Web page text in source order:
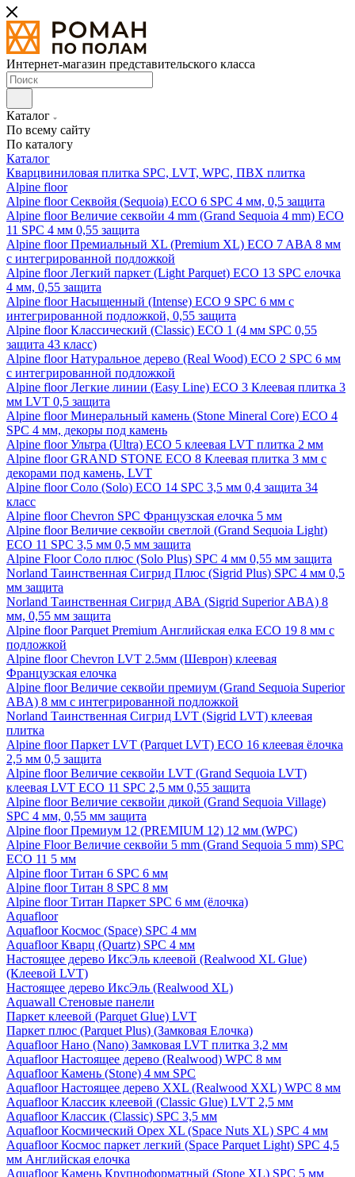
Интернет-магазин представительского класса
Каталог
По всему сайту
По каталогу
Каталог
Кварцвиниловая плитка SPC, LVT, WPC, ПВХ плитка
Alpine floor
Alpine floor Секвойя (Sequoia) ECO 6 SPC 4 мм, 0,5 защита
Alpine floor Величие секвойи 4 mm (Grand Sequoia 4 mm) ECO
11 SPC 4 мм 0,55 защита
Alpine floor Премиальный XL (Premium XL) ECO 7 ABA 8 мм
с интегрированной подложкой
Alpine floor Легкий паркет (Light Parquet) ECO 13 SPC елочка
4 мм, 0,55 защита
Alpine floor Насыщенный (Intense) ECO 9 SPC 6 мм с
интегрированной подложкой, 0,55 защита
Alpine floor Классический (Classic) ECO 1 (4 мм SPC 0,55
защита 43 класс)
Alpine floor Натуральное дерево (Real Wood) ECO 2 SPC 6 мм
с интегрированной подложкой
Alpine floor Легкие линии (Easy Line) ECO 3 Клеевая плитка 3
мм LVT 0,5 защита
Alpine floor Минеральный камень (Stone Mineral Core) ECO 4
SPC 4 мм, декоры под камень
Alpine floor Ультра (Ultra) ECO 5 клеевая LVT плитка 2 мм
Alpine floor GRAND STONE ECO 8 Клеевая плитка 3 мм с
декорами под камень, LVT
Alpine floor Соло (Solo) ECO 14 SPC 3,5 мм 0,4 защита 34
класс
Alpine floor Chevron SPC Французская елочка 5 мм
Alpine floor Величие секвойи светлой (Grand Sequoia Light)
ECO 11 SPC 3,5 мм 0,5 мм защита
Alpine Floor Соло плюс (Solo Plus) SPC 4 мм 0,55 мм защита
Norland Таинственная Сигрид Плюс (Sigrid Plus) SPC 4 мм 0,5
мм защита
Norland Таинственная Сигрид АВА (Sigrid Superior ABA) 8
мм, 0,55 мм защита
Alpine floor Parquet Premium Английская елка ECO 19 8 мм с
подложкой
Alpine floor Chevron LVT 2.5мм (Шеврон) клеевая
Французская елочка
Alpine floor Величие секвойи премиум (Grand Sequoia Superior
ABA) 8 мм с интегрированной подложкой
Norland Таинственная Сигрид LVT (Sigrid LVT) клеевая
плитка
Alpine floor Паркет LVT (Parquet LVT) ECO 16 клеевая ёлочка
2,5 мм 0,5 защита
Alpine floor Величие секвойи LVT (Grand Sequoia LVT)
клеевая LVT ECO 11 SPC 2,5 мм 0,55 защита
Alpine floor Величие секвойи дикой (Grand Sequoia Village)
SPC 4 мм, 0,55 мм защита
Alpine floor Премиум 12 (PREMIUM 12) 12 мм (WPC)
Alpine Floor Величие секвойи 5 mm (Grand Sequoia 5 mm) SPC
ECO 11 5 мм
Alpine floor Титан 6 SPC 6 мм
Alpine floor Титан 8 SPC 8 мм
Alpine floor Титан Паркет SPC 6 мм (ёлочка)
Aquafloor
Aquafloor Космос (Space) SPC 4 мм
Aquafloor Кварц (Quartz) SPC 4 мм
Настоящее дерево ИксЭль клеевой (Realwood XL Glue)
(Клеевой LVT)
Настоящее дерево ИксЭль (Realwood XL)
Aquawall Стеновые панели
Паркет клеевой (Parquet Glue) LVT
Паркет плюс (Parquet Plus) (Замковая Елочка)
Aquafloor Нано (Nano) Замковая LVT плитка 3,2 мм
Aquafloor Настоящее дерево (Realwood) WPC 8 мм
Aquafloor Камень (Stone) 4 мм SPC
Aquafloor Настоящее дерево XXL (Realwood XXL) WPC 8 мм
Aquafloor Классик клеевой (Classic Glue) LVT 2,5 мм
Aquafloor Классик (Classic) SPC 3,5 мм
Aquafloor Космический Орех XL (Space Nuts XL) SPC 4 мм
Aquafloor Космос паркет легкий (Space Parquet Light) SPC 4,5
мм Английская елочка
Aquafloor Камень Крупноформатный (Stone XL) SPC 5 мм